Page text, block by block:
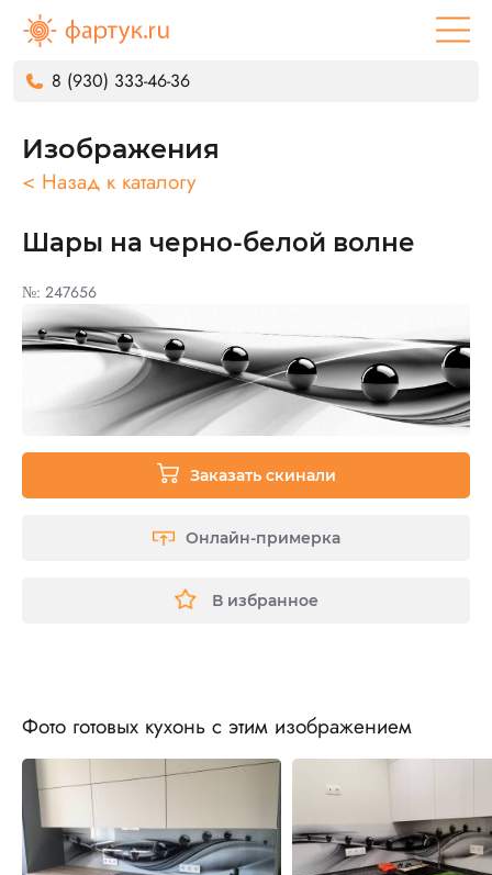
8 (930) 333-46-36
Изображения
< Назад к каталогу
Шары на черно-белой волне
№: 247656
Заказать скинали
Онлайн-примерка
В избранное
Фото готовых кухонь с этим изображением